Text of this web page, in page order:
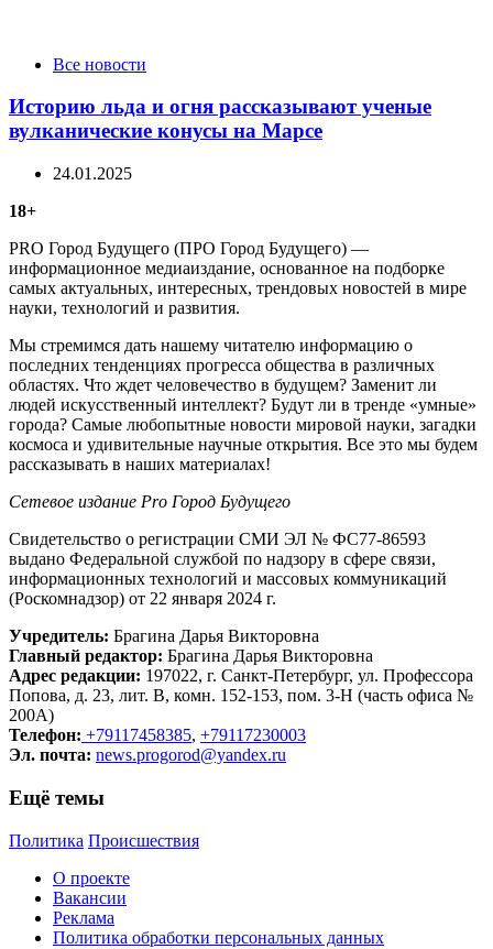
CategoriesВсе новости
Историю льда и огня рассказывают ученые
вулканические конусы на Марсе
24.01.2025
18+
PRO Город Будущего (ПРО Город Будущего) —
информационное медиаиздание, основанное на подборке
самых актуальных, интересных, трендовых новостей в мире
науки, технологий и развития.
Мы стремимся дать нашему читателю информацию о
последних тенденциях прогресса общества в различных
областях. Что ждет человечество в будущем? Заменит ли
людей искусственный интеллект? Будут ли в тренде «умные»
города? Самые любопытные новости мировой науки, загадки
космоса и удивительные научные открытия. Все это мы будем
рассказывать в наших материалах!
Сетевое издание Рrо Город Будущего
Свидетельство о регистрации СМИ ЭЛ № ФС77-86593
выдано Федеральной службой по надзору в сфере связи,
информационных технологий и массовых коммуникаций
(Роскомнадзор) от 22 января 2024 г.
Учредитель: Брагина Дарья Викторовна
Главный редактор: Брагина Дарья Викторовна
Адрес редакции: 197022, г. Санкт-Петербург, ул. Профессора
Попова, д. 23, лит. В, комн. 152-153, пом. 3-Н (часть офиса №
200А)
Телефон: +79117458385, +79117230003
Эл. почта: news.progorod@yandex.ru
Ещё темы
Политика Происшествия
О проекте
Вакансии
Реклама
Политика обработки персональных данных